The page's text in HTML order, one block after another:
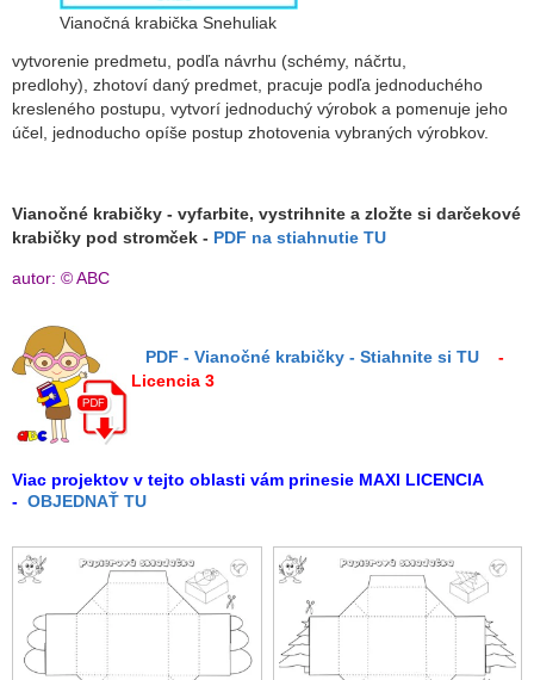
Vianočná krabička Snehuliak
vytvorenie predmetu, podľa návrhu (schémy, náčrtu,
predlohy), zhotoví daný predmet, pracuje podľa jednoduchého
kresleného postupu, vytvorí jednoduchý výrobok a pomenuje jeho
účel, jednoducho opíše postup zhotovenia vybraných výrobkov.
Vianočné krabičky - vyfarbite, vystrihnite a zložte si darčekové
krabičky pod stromček - PDF na stiahnutie TU
autor: © ABC
PDF - Vianočné krabičky - Stiahnite si TU -
Licencia 3
Viac projektov v tejto oblasti vám prinesie MAXI LICENCIA
- OBJEDNAŤ TU